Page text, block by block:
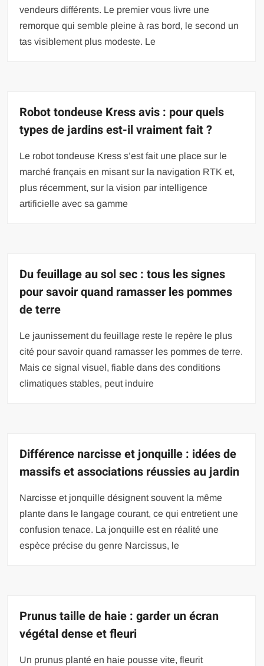
vendeurs différents. Le premier vous livre une
remorque qui semble pleine à ras bord, le second un
tas visiblement plus modeste. Le
Robot tondeuse Kress avis : pour quels
types de jardins est-il vraiment fait ?
Le robot tondeuse Kress s’est fait une place sur le
marché français en misant sur la navigation RTK et,
plus récemment, sur la vision par intelligence
artificielle avec sa gamme
Du feuillage au sol sec : tous les signes
pour savoir quand ramasser les pommes
de terre
Le jaunissement du feuillage reste le repère le plus
cité pour savoir quand ramasser les pommes de terre.
Mais ce signal visuel, fiable dans des conditions
climatiques stables, peut induire
Différence narcisse et jonquille : idées de
massifs et associations réussies au jardin
Narcisse et jonquille désignent souvent la même
plante dans le langage courant, ce qui entretient une
confusion tenace. La jonquille est en réalité une
espèce précise du genre Narcissus, le
Prunus taille de haie : garder un écran
végétal dense et fleuri
Un prunus planté en haie pousse vite, fleurit